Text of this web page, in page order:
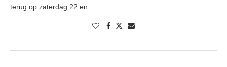
terug op zaterdag 22 en …